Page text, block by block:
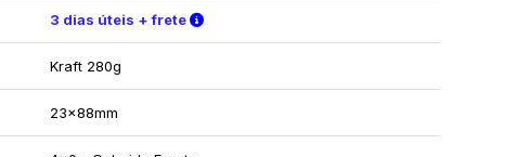
3 dias úteis + frete Verifique as condições de entrega
Kraft 280g
23x88mm